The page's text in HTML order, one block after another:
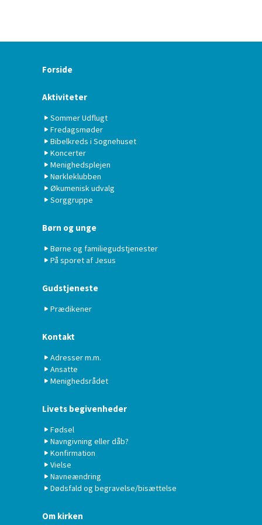
Forside
Aktiviteter
Sommer Udflugt
Fredagsmøder
Bibelkreds i Sognehuset
Koncerter
Menighedsplejen
Nørkleklubben
Økumenisk udvalg
Sorggruppe
Børn og unge
Børne og familiegudstjenester
På sporet af Jesus
Gudstjeneste
Prædikener
Kontakt
Adresser m.m.
Ansatte
Menighedsrådet
Livets begivenheder
Fødsel
Navngivning eller dåb?
Konfirmation
Vielse
Navneændring
Dødsfald og begravelse/bisættelse
Om kirken